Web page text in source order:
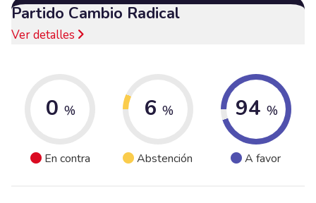
Partido Cambio Radical
Ver detalles
0 %
En contra
6 %
Abstención
94 %
A favor